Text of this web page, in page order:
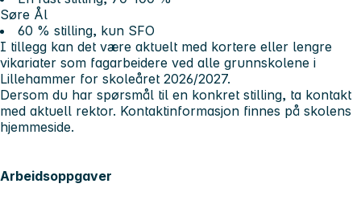
Søre Ål
60 % stilling, kun SFO
I tillegg kan det være aktuelt med kortere eller lengre
vikariater som fagarbeidere ved alle grunnskolene i
Lillehammer for skoleåret 2026/2027.
Dersom du har spørsmål til en konkret stilling, ta kontakt
med aktuell rektor. Kontaktinformasjon finnes på skolens
hjemmeside.
Arbeidsoppgaver